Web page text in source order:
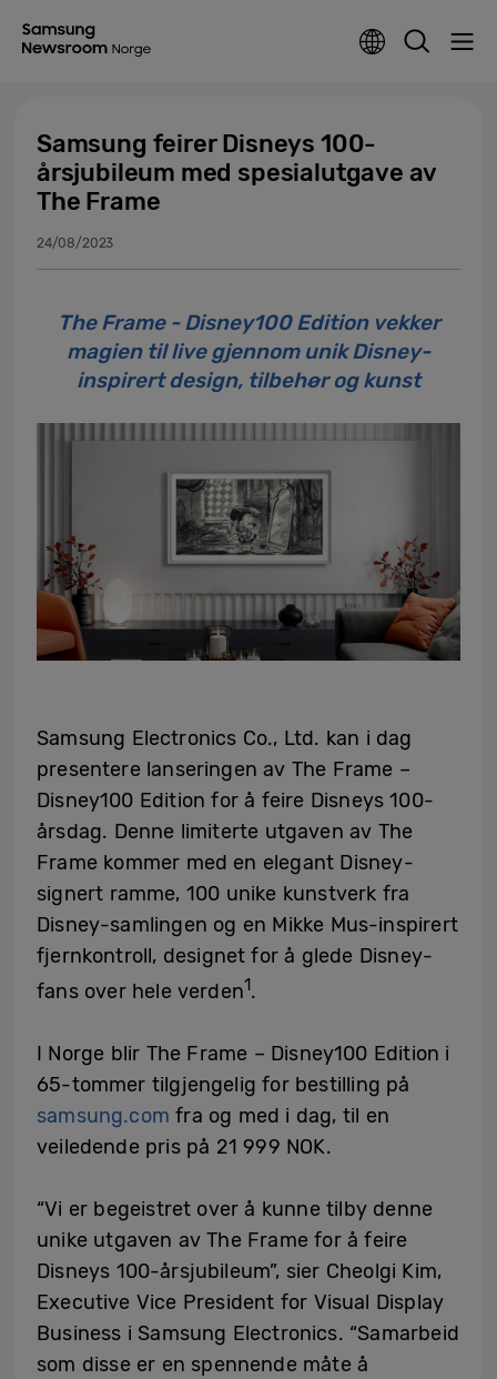
Samsung feirer Disneys 100-
årsjubileum med spesialutgave av
The Frame
24/08/2023
The Frame - Disney100 Edition vekker
magien til live gjennom unik Disney-
inspirert design, tilbehør og kunst
Samsung Electronics Co., Ltd. kan i dag
presentere lanseringen av The Frame –
Disney100 Edition for å feire Disneys 100-
årsdag. Denne limiterte utgaven av The
Frame kommer med en elegant Disney-
signert ramme, 100 unike kunstverk fra
Disney-samlingen og en Mikke Mus-inspirert
fjernkontroll, designet for å glede Disney-
fans over hele verden1.
I Norge blir The Frame – Disney100 Edition i
65-tommer tilgjengelig for bestilling på
samsung.com fra og med i dag, til en
veiledende pris på 21 999 NOK.
“Vi er begeistret over å kunne tilby denne
unike utgaven av The Frame for å feire
Disneys 100-årsjubileum”, sier Cheolgi Kim,
Executive Vice President for Visual Display
Business i Samsung Electronics. “Samarbeid
som disse er en spennende måte å